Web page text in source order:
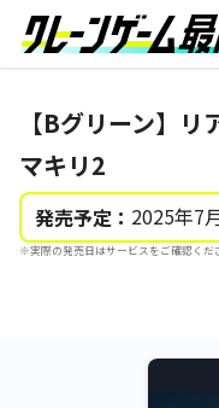
【Bグリーン】
マキリ2
発売予定： 2025年7
※実際の発売日はサービスをご確認くだ